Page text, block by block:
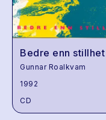
Bedre enn stillhet
Gunnar Roalkvam
1992
CD